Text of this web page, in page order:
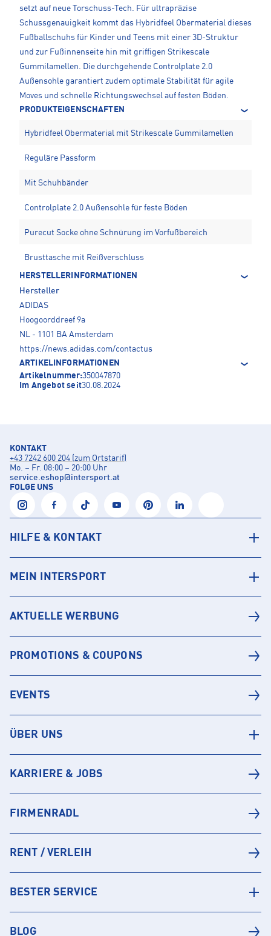
setzt auf neue Torschuss-Tech. Für ultrapräzise
Schussgenauigkeit kommt das Hybridfeel Obermaterial dieses
Fußballschuhs für Kinder und Teens mit einer 3D-Struktur
und zur Fußinnenseite hin mit griffigen Strikescale
Gummilamellen. Die durchgehende Controlplate 2.0
Außensohle garantiert zudem optimale Stabilität für agile
Moves und schnelle Richtungswechsel auf festen Böden.
PRODUKTEIGENSCHAFTEN
Hybridfeel Obermaterial mit Strikescale Gummilamellen
Reguläre Passform
Mit Schuhbänder
Controlplate 2.0 Außensohle für feste Böden
Purecut Socke ohne Schnürung im Vorfußbereich
Brusttasche mit Reißverschluss
HERSTELLERINFORMATIONEN
Hersteller
ADIDAS
Hoogoorddreef 9a
NL - 1101 BA Amsterdam
https://news.adidas.com/contactus
ARTIKELINFORMATIONEN
Artikelnummer:350047870
Im Angebot seit30.08.2024
KONTAKT
+43 7242 600 204 (zum Ortstarif)
Mo. – Fr. 08:00 – 20:00 Uhr
service.eshop@intersport.at
FOLGE UNS
HILFE & KONTAKT
MEIN INTERSPORT
AKTUELLE WERBUNG
PROMOTIONS & COUPONS
EVENTS
ÜBER UNS
KARRIERE & JOBS
FIRMENRADL
RENT / VERLEIH
BESTER SERVICE
BLOG